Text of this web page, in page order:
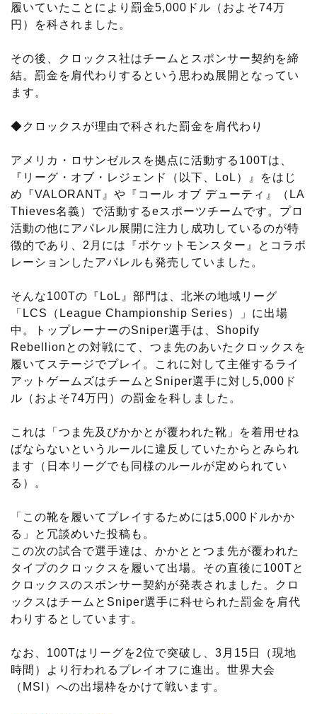
履いていたことにより罰金5,000ドル（およそ74万
円）を科されました。
その後、クロックス社はチームとスポンサー契約を締
結。罰金を肩代わりするという思わぬ展開となってい
ます。
◆クロックスが理由で科された罰金を肩代わり
アメリカ・ロサンゼルスを拠点に活動する100Tは、
『リーグ・オブ・レジェンド（以下、LoL）』をはじ
め『VALORANT』や『コール オブ デューティ』（LA
Thieves名義）で活動するeスポーツチームです。プロ
活動の他にアパレル展開に注力し成功しているのが特
徴的であり、2月には『ポケットモンスター』とコラボ
レーションしたアパレルも発売していました。
そんな100Tの『LoL』部門は、北米の地域リーグ
「LCS（League Championship Series）」に出場
中。トップレーナーのSniper選手は、Shopify
Rebellionとの対戦にて、つま先のあいたクロックスを
履いてステージでプレイ。これに対して主催するライ
アットゲームズはチームとSniper選手に対し5,000ド
ル（およそ74万円）の罰金を科しました。
これは「つま先及びかかとが覆われた靴」を着用せね
ばならないというルールに違反していたからとみられ
ます（日本リーグでも同様のルールが定められてい
る）。
「この靴を履いてプレイするためには5,000ドルかか
る」と冗談めいた投稿も。
この次の試合で選手達は、かかととつま先が覆われた
タイプのクロックスを履いて出場。その直後に100Tと
クロックスのスポンサー契約が発表されました。クロ
ックスはチームとSniper選手に科せられた罰金を肩代
わりするとしています。
なお、100Tはリーグを2位で突破し、3月15日（現地
時間）より行われるプレイオフに進出。世界大会
（MSI）への出場枠をかけて戦います。